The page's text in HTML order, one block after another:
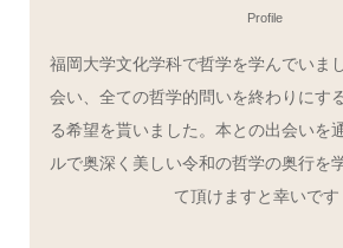
Profile
福岡大学文化学科で哲学を学んでいま
会い、全ての哲学的問いを終わりにす
る希望を貰いました。本との出会いを
ルで奥深く美しい令和の哲学の奥行を
て頂けますと幸いです